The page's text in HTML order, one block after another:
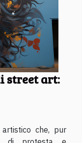
street art:
che, pur